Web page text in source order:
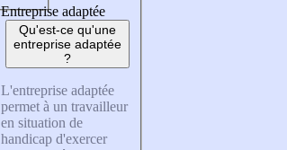
Entreprise adaptée
Qu'est-ce qu'une
entreprise adaptée
?
L'entreprise adaptée
permet à un travailleur
en situation de
handicap d'exercer